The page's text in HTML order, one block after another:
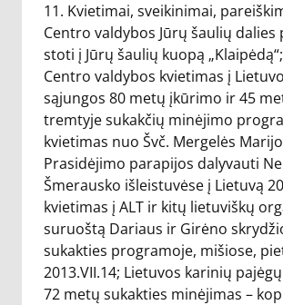
11. Kvietimai, sveikinimai,
Centro valdybos Jūrų šaulių dalies
stoti į Jūrų šaulių kuopą „Klaipėdą“;
Centro valdybos kvietimas į
sąjungos 80 metų įkūrimo ir 45
tremtyje sukakčių minėjimo
kvietimas nuo Švč. Mergelės
Prasidėjimo parapijos dalyvauti
Šmerausko išleistuvėse į Lietuvą
kvietimas į ALT ir kitų lietuviškų
suruoštą Dariaus ir Girėno
sukakties programoje, mišiose,
2013.VII.14; Lietuvos karinių
72 metų sukakties minėjimas –